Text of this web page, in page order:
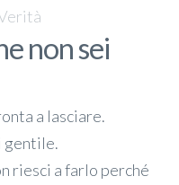
non sei
a lasciare.
gentile.
riesci a farlo perché